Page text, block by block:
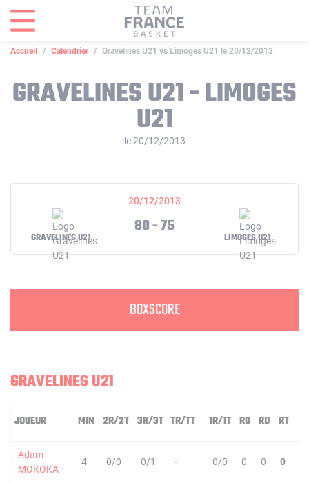
Accueil Calendrier Gravelines U21 vs Limoges U21 le 20/12/2013
GRAVELINES U21 - LIMOGES
U21
le 20/12/2013
20/12/2013
GRAVELINES U21
80 - 75
LIMOGES U21
BOXSCORE
GRAVELINES U21
JOUEUR MIN 2R/2T 3R/3T TR/TT 1R/1T RO RD RT
Adam
MOKOKA
4 0/0 0/1 - 0/0 0 0 0
Panneau de gestion des cookies